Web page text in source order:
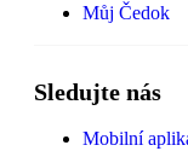
Můj Čedok
Sledujte nás
Mobilní